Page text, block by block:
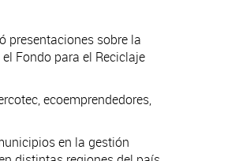
presentaciones sobre la
Fondo para el Reciclaje
ecoemprendedores,
en la gestión